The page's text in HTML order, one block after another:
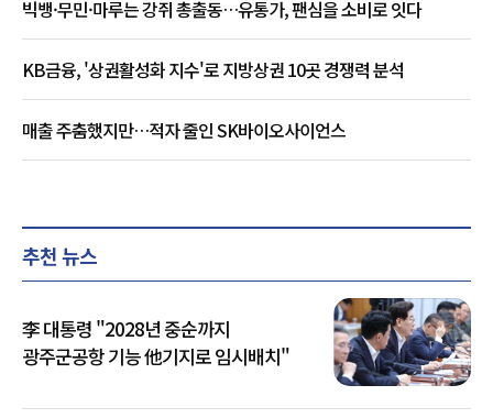
빅뱅·무민·마루는 강쥐 총출동…유통가, 팬심을 소비로 잇다
KB금융, '상권활성화 지수'로 지방상권 10곳 경쟁력 분석
매출 주춤했지만…적자 줄인 SK바이오사이언스
추천 뉴스
李 대통령 "2028년 중순까지
광주군공항 기능 他기지로 임시배치"